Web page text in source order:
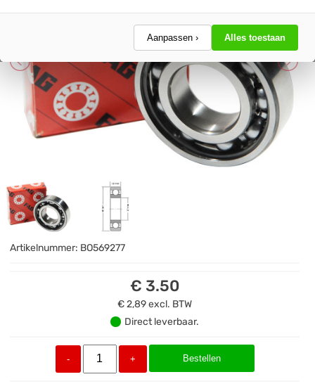
Aanpassen › Alles toestaan
Artikelnummer: BO569277
€ 3.50
€ 2,89excl. BTW
Direct leverbaar.
- + Bestellen